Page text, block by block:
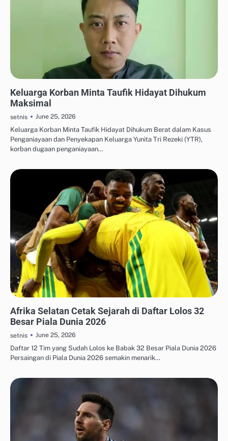
Keluarga Korban Minta Taufik Hidayat Dihukum
Maksimal
setnis
June 25, 2026
Keluarga Korban Minta Taufik Hidayat Dihukum Berat dalam Kasus
Penganiayaan dan Penyekapan Keluarga Yunita Tri Rezeki (YTR),
korban dugaan penganiayaan…
Afrika Selatan Cetak Sejarah di Daftar Lolos 32
Besar Piala Dunia 2026
setnis
June 25, 2026
Daftar 12 Tim yang Sudah Lolos ke Babak 32 Besar Piala Dunia 2026
Persaingan di Piala Dunia 2026 semakin menarik…